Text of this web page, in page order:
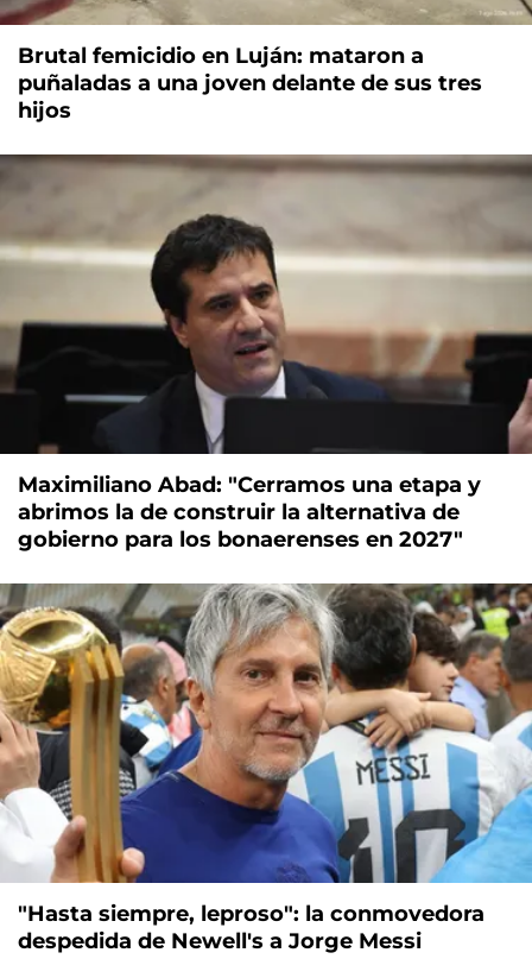
Brutal femicidio en Luján: mataron a
puñaladas a una joven delante de sus tres
hijos
Maximiliano Abad: "Cerramos una etapa y
abrimos la de construir la alternativa de
gobierno para los bonaerenses en 2027"
"Hasta siempre, leproso": la conmovedora
despedida de Newell's a Jorge Messi